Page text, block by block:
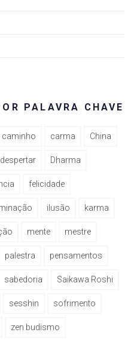
PALAVRA CHAVE
caminho carma China
despertar Dharma
felicidade
ilusão karma
mente mestre
palestra pensamentos
sabedoria Saikawa Roshi
sesshin sofrimento
zen budismo